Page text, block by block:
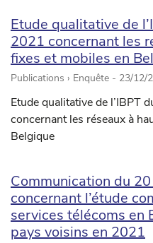
Etude qualitative de
2021 concernant les
fixes et mobiles en
Publications › Enquête - 23/12/
Etude qualitative de l’IBPT
concernant les réseaux à
Belgique
Communication du
concernant l’étude
services télécoms en
pays voisins en 2021